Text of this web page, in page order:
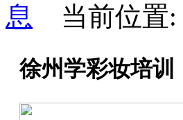
当前位置:
徐州学彩妆培训